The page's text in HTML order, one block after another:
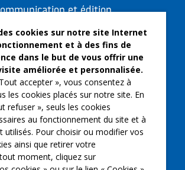
et édition
et artistes-auteurs
Musique et spectacles
Qui sommes-nous ?
Groupe Emargence
C’moi le chef
Actualités
Contactez nous
cookies sur notre site Internet
et à des fins de
dans le but de vous offrir une
améliorée et personnalisée.
accepter », vous consentez à
les cookies placés sur notre site. En
refuser », seuls les cookies
au fonctionnement du site et à
utilisés. Pour choisir ou modifier vos
ainsi que retirer votre
moment, cliquez sur